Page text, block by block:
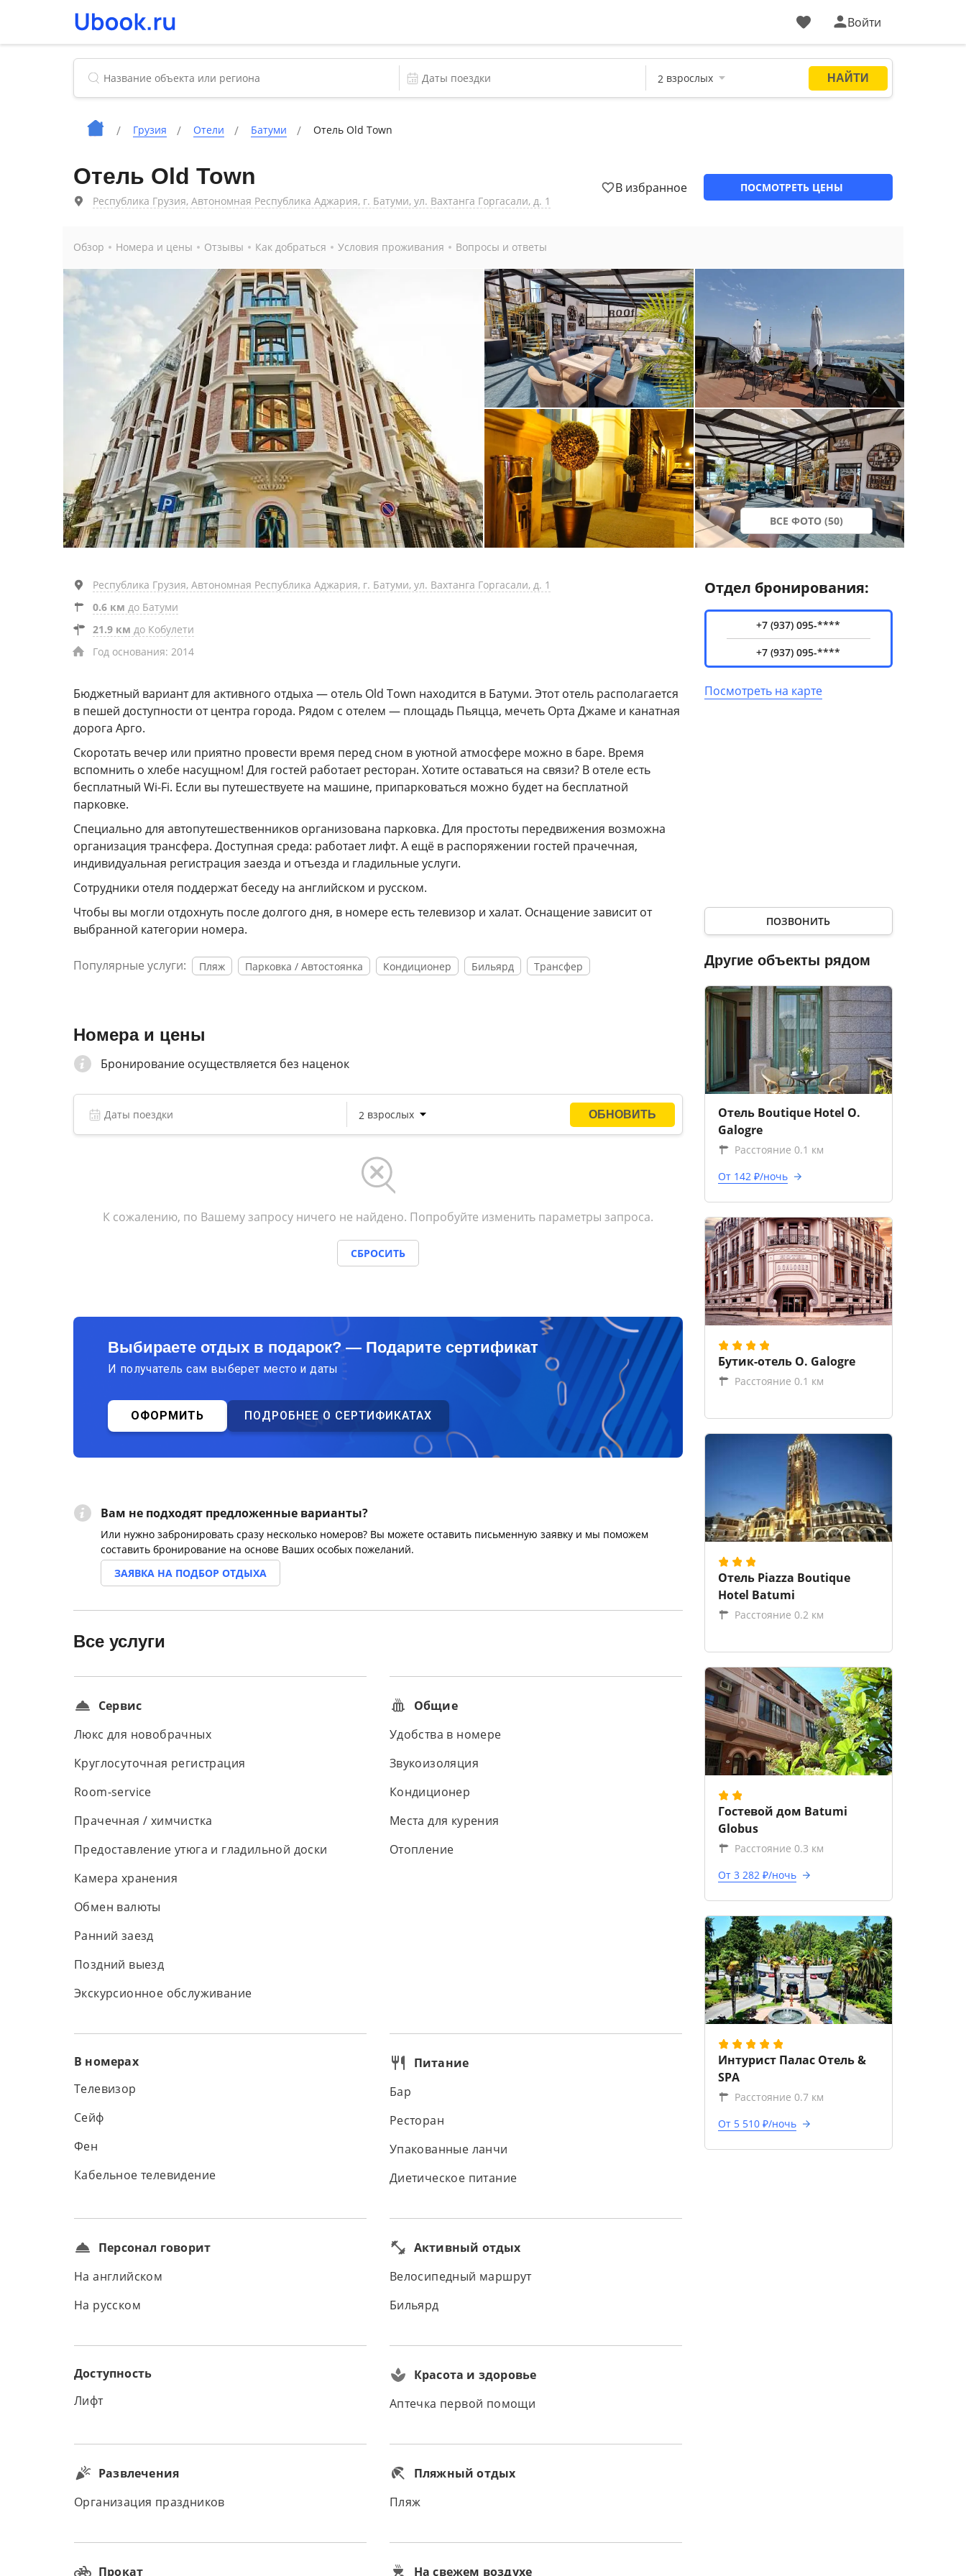
Войти
Грузия Отели Батуми Отель Old Town
Отель Old Town
Республика Грузия, Автономная Республика Аджария, г. Батуми, ул. Вахтанга Горгасали, д. 1
В избранное ПОСМОТРЕТЬ ЦЕНЫ
Обзор Номера и цены Отзывы Как добраться Условия проживания Вопросы и ответы
ВСЕ ФОТО (50)
Республика Грузия, Автономная Республика Аджария, г. Батуми, ул. Вахтанга Горгасали, д. 1
0.6 км до Батуми
21.9 км до Кобулети
Год основания: 2014
Бюджетный вариант для активного отдыха — отель Old Town находится в Батуми. Этот отель располагается
в пешей доступности от центра города. Рядом с отелем — площадь Пьяцца, мечеть Орта Джаме и канатная
дорога Арго.
Скоротать вечер или приятно провести время перед сном в уютной атмосфере можно в баре. Время
вспомнить о хлебе насущном! Для гостей работает ресторан. Хотите оставаться на связи? В отеле есть
бесплатный Wi-Fi. Если вы путешествуете на машине, припарковаться можно будет на бесплатной
парковке.
Специально для автопутешественников организована парковка. Для простоты передвижения возможна
организация трансфера. Доступная среда: работает лифт. А ещё в распоряжении гостей прачечная,
индивидуальная регистрация заезда и отъезда и гладильные услуги.
Сотрудники отеля поддержат беседу на английском и русском.
Чтобы вы могли отдохнуть после долгого дня, в номере есть телевизор и халат. Оснащение зависит от
выбранной категории номера.
Популярные услуги: Пляж Парковка / Автостоянка Кондиционер Бильярд Трансфер
Номера и цены
Бронирование осуществляется без наценок
К сожалению, по Вашему запросу ничего не найдено. Попробуйте изменить параметры запроса.
СБРОСИТЬ
Выбираете отдых в подарок? — Подарите сертификат
И получатель сам выберет место и даты
ОФОРМИТЬ ПОДРОБНЕЕ О СЕРТИФИКАТАХ
Вам не подходят предложенные варианты?
Или нужно забронировать сразу несколько номеров? Вы можете оставить письменную заявку и мы поможем
составить бронирование на основе Ваших особых пожеланий.
ЗАЯВКА НА ПОДБОР ОТДЫХА
Все услуги
Сервис
Люкс для новобрачных
Круглосуточная регистрация
Room-service
Прачечная / химчистка
Предоставление утюга и гладильной доски
Камера хранения
Обмен валюты
Ранний заезд
Поздний выезд
Экскурсионное обслуживание
Общие
Удобства в номере
Звукоизоляция
Кондиционер
Места для курения
Отопление
В номерах
Телевизор
Сейф
Фен
Кабельное телевидение
Питание
Бар
Ресторан
Упакованные ланчи
Диетическое питание
Персонал говорит
На английском
На русском
Активный отдых
Велосипедный маршрут
Бильярд
Доступность
Лифт
Красота и здоровье
Аптечка первой помощи
Развлечения
Организация праздников
Пляжный отдых
Пляж
Прокат На свежем воздухе
Отдел бронирования:
+7 (937) 095-****
+7 (937) 095-****
Посмотреть на карте
ПОЗВОНИТЬ
Другие объекты рядом
Отель Boutique Hotel O.
Galogre
Расстояние 0.1 км
От 142 ₽/ночь
Бутик-отель O. Galogre
Расстояние 0.1 км
Отель Piazza Boutique
Hotel Batumi
Расстояние 0.2 км
Гостевой дом Batumi
Globus
Расстояние 0.3 км
От 3 282 ₽/ночь
Интурист Палас Отель &
SPA
Расстояние 0.7 км
От 5 510 ₽/ночь